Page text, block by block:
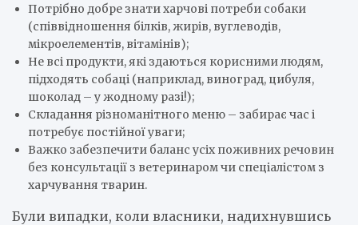
Потрібно добре знати харчові потреби собаки
(співвідношення білків, жирів, вуглеводів,
мікроелементів, вітамінів);
Не всі продукти, які здаються корисними людям,
підходять собаці (наприклад, виноград, цибуля,
шоколад – у жодному разі!);
Складання різноманітного меню – забирає час і
потребує постійної уваги;
Важко забезпечити баланс усіх поживних речовин
без консультації з ветеринаром чи спеціалістом з
харчування тварин.
Були випадки, коли власники, надихнувшись